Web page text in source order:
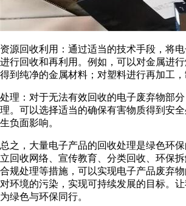
资源回收利用：通过适当的技术手段，将
进行回收和再利用。例如，可以对金属进行
得到纯净的金属材料；对塑料进行再加工，
处理：对于无法有效回收的电子废弃物部
理。可以选择适当的确保有害物质得到安
生负面影响。
总之，大量电子产品的回收处理是绿色环
立回收网络、宣传教育、分类回收、环保
合规处理等措施，可以实现电子产品废弃
对环境的污染，实现可持续发展的目标。让
为绿色与环保同行。